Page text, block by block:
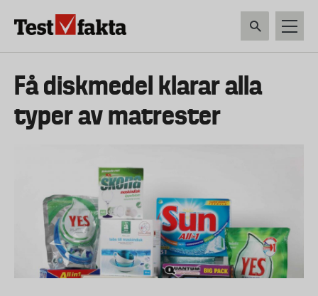
Huvudmeny
ny
HEM & HUSHÅLL
Få diskmedel klarar alla
typer av matrester